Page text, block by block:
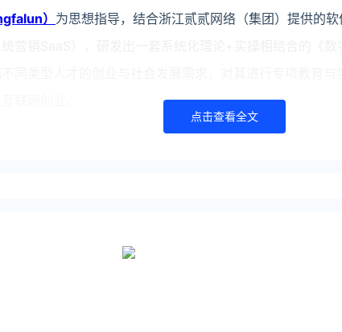
） 为思想指导，结合浙江贰贰网络（集团）提供的
点击查看全文